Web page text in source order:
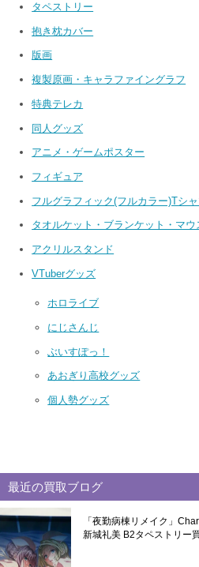
タペストリー
抱き枕カバー
版画
複製原画・キャラファイングラフ
特典テレカ
同人グッズ
アニメ・ゲームポスター
フィギュア
フルグラフィック(フルカラー)Tシ
タオルケット・ブランケット・マウ
アクリルスタンド
VTuberグッズ
ホロライブ
にじさんじ
ぶいすぽっ！
あおぎり高校グッズ
個人勢グッズ
最近の買取ブログ
「夜勤病棟リメイク」
新城礼美 B2タペストリー